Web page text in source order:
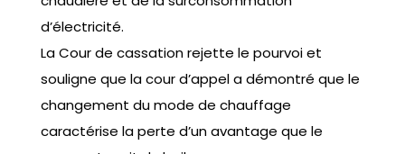
d’électricité.
La Cour de cassation rejette le pourvoi et
souligne que la cour d’appel a démontré que le
changement du mode de chauffage
caractérise la perte d’un avantage que le